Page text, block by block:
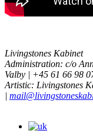
Livingstones Kabinet
Administration: c/o
Valby | +45 61 66 98
Artistic: Livingstones
|